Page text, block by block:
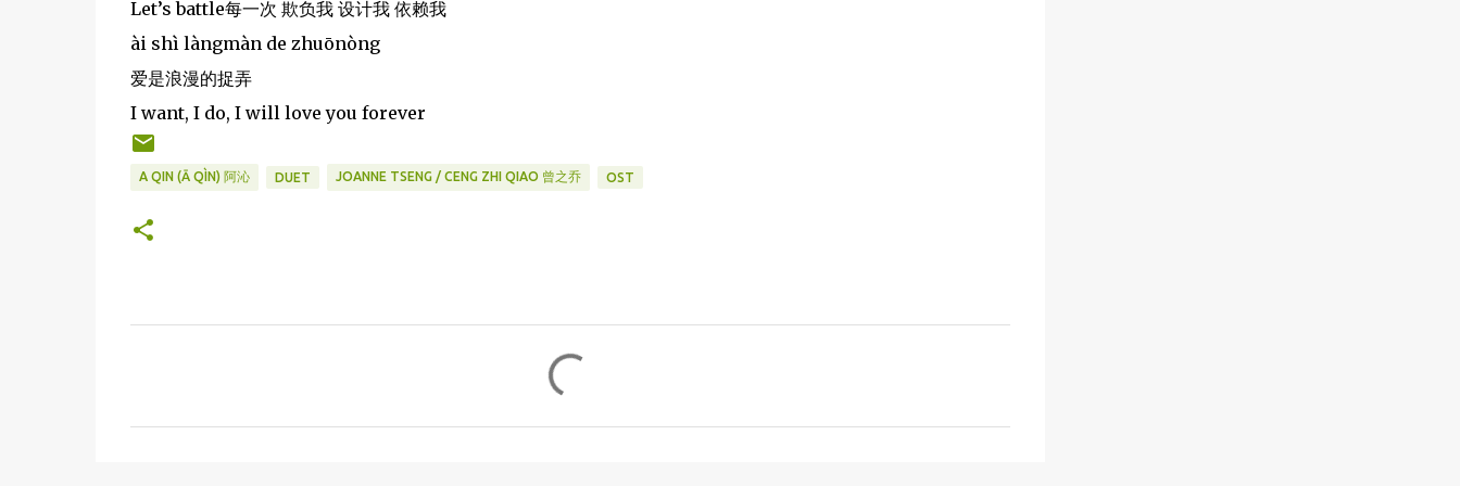
Let’s battle每一次 欺负我 设计我 依赖我
ài shì làngmàn de zhuōnòng
爱是浪漫的捉弄
I want, I do, I will love you forever
A QIN (Ā QÌN) 阿沁 DUET JOANNE TSENG / CENG ZHI QIAO 曾之乔 OST